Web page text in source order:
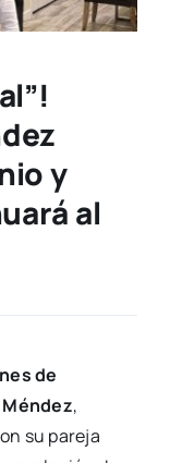
y
al
de
,
su pareja